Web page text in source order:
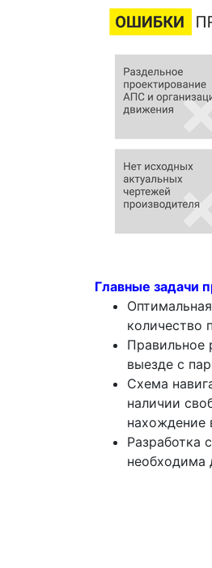
Главные задачи
количество
Правильное
выезде с
Схема
наличии
нахождение
Разработка
необходима